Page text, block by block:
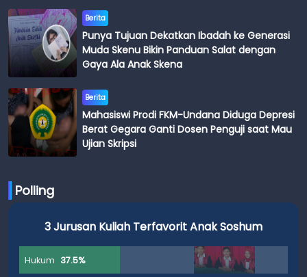
Berita
Punya Tujuan Dekatkan Ibadah ke Generasi
Muda Skenu Bikin Panduan Salat dengan
Gaya Ala Anak Skena
Berita
Mahasiswi Prodi FKM-Undana Diduga Depresi
Berat Gegara Ganti Dosen Penguji saat Mau
Ujian Skripsi
Polling
3 Jurusan Kuliah Terfavorit Anak Soshum
Hukum 37.5%